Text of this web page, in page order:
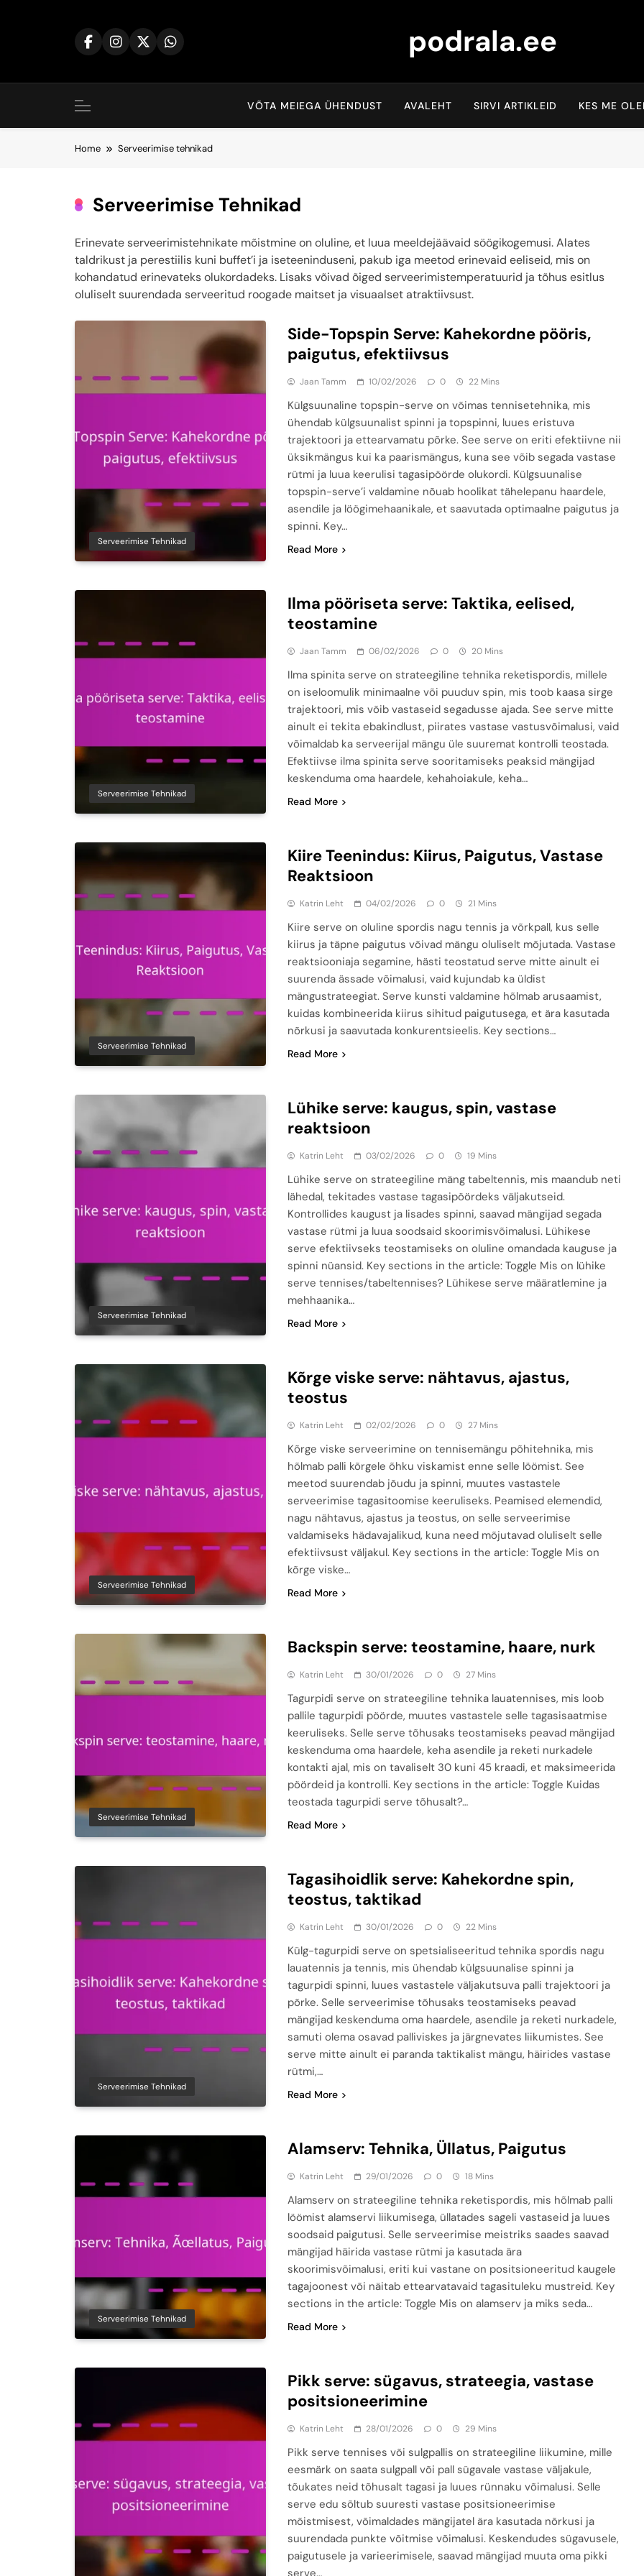
podrala.ee
VÕTA MEIEGA ÜHENDUST AVALEHT SIRVI ARTIKLEID KES ME
Home Serveerimise tehnikad
Serveerimise Tehnikad
Erinevate serveerimistehnikate mõistmine on oluline, et luua meeldejäävaid söögikogemusi. Alates
taldrikust ja perestiilis kuni buffet’i ja iseteeninduseni, pakub iga meetod erinevaid eeliseid, mis on
kohandatud erinevateks olukordadeks. Lisaks võivad õiged serveerimistemperatuurid ja tõhus esitlus
oluliselt suurendada serveeritud roogade maitset ja visuaalset atraktiivsust.
Serveerimise Tehnikad
Side-Topspin Serve: Kahekordne pööris,
paigutus, efektiivsus
Jaan Tamm 10/02/2026 0 22 Mins
Külgsuunaline topspin-serve on võimas tennisetehnika, mis
ühendab külgsuunalist spinni ja topspinni, luues eristuva
trajektoori ja ettearvamatu põrke. See serve on eriti efektiivne nii
üksikmängus kui ka paarismängus, kuna see võib segada vastase
rütmi ja luua keerulisi tagasipöörde olukordi. Külgsuunalise
topspin-serve’i valdamine nõuab hoolikat tähelepanu haardele,
asendile ja löögimehaanikale, et saavutada optimaalne paigutus ja
spinni. Key…
Read More
Serveerimise Tehnikad
Ilma pööriseta serve: Taktika, eelised,
teostamine
Jaan Tamm 06/02/2026 0 20 Mins
Ilma spinita serve on strateegiline tehnika reketispordis, millele
on iseloomulik minimaalne või puuduv spin, mis toob kaasa sirge
trajektoori, mis võib vastaseid segadusse ajada. See serve mitte
ainult ei tekita ebakindlust, piirates vastase vastusvõimalusi, vaid
võimaldab ka serveerijal mängu üle suuremat kontrolli teostada.
Efektiivse ilma spinita serve sooritamiseks peaksid mängijad
keskenduma oma haardele, kehahoiakule, keha…
Read More
Serveerimise Tehnikad
Kiire Teenindus: Kiirus, Paigutus, Vastase
Reaktsioon
Katrin Leht 04/02/2026 0 21 Mins
Kiire serve on oluline spordis nagu tennis ja võrkpall, kus selle
kiirus ja täpne paigutus võivad mängu oluliselt mõjutada. Vastase
reaktsiooniaja segamine, hästi teostatud serve mitte ainult ei
suurenda ässade võimalusi, vaid kujundab ka üldist
mängustrateegiat. Serve kunsti valdamine hõlmab arusaamist,
kuidas kombineerida kiirus sihitud paigutusega, et ära kasutada
nõrkusi ja saavutada konkurentsieelis. Key sections…
Read More
Serveerimise Tehnikad
Lühike serve: kaugus, spin, vastase
reaktsioon
Katrin Leht 03/02/2026 0 19 Mins
Lühike serve on strateegiline mäng tabeltennis, mis maandub neti
lähedal, tekitades vastase tagasipöördeks väljakutseid.
Kontrollides kaugust ja lisades spinni, saavad mängijad segada
vastase rütmi ja luua soodsaid skoorimisvõimalusi. Lühikese
serve efektiivseks teostamiseks on oluline omandada kauguse ja
spinni nüansid. Key sections in the article: Toggle Mis on lühike
serve tennises/tabeltennises? Lühikese serve määratlemine ja
mehhaanika…
Read More
Serveerimise Tehnikad
Kõrge viske serve: nähtavus, ajastus,
teostus
Katrin Leht 02/02/2026 0 27 Mins
Kõrge viske serveerimine on tennisemängu põhitehnika, mis
hõlmab palli kõrgele õhku viskamist enne selle löömist. See
meetod suurendab jõudu ja spinni, muutes vastastele
serveerimise tagasitoomise keeruliseks. Peamised elemendid,
nagu nähtavus, ajastus ja teostus, on selle serveerimise
valdamiseks hädavajalikud, kuna need mõjutavad oluliselt selle
efektiivsust väljakul. Key sections in the article: Toggle Mis on
kõrge viske…
Read More
Serveerimise Tehnikad
Backspin serve: teostamine, haare, nurk
Katrin Leht 30/01/2026 0 27 Mins
Tagurpidi serve on strateegiline tehnika lauatennises, mis loob
pallile tagurpidi pöörde, muutes vastastele selle tagasisaatmise
keeruliseks. Selle serve tõhusaks teostamiseks peavad mängijad
keskenduma oma haardele, keha asendile ja reketi nurkadele
kontakti ajal, mis on tavaliselt 30 kuni 45 kraadi, et maksimeerida
pöördeid ja kontrolli. Key sections in the article: Toggle Kuidas
teostada tagurpidi serve tõhusalt?…
Read More
Serveerimise Tehnikad
Tagasihoidlik serve: Kahekordne spin,
teostus, taktikad
Katrin Leht 30/01/2026 0 22 Mins
Külg-tagurpidi serve on spetsialiseeritud tehnika spordis nagu
lauatennis ja tennis, mis ühendab külgsuunalise spinni ja
tagurpidi spinni, luues vastastele väljakutsuva palli trajektoori ja
põrke. Selle serveerimise tõhusaks teostamiseks peavad
mängijad keskenduma oma haardele, asendile ja reketi nurkadele,
samuti olema osavad palliviskes ja järgnevates liikumistes. See
serve mitte ainult ei paranda taktikalist mängu, häirides vastase
rütmi,…
Read More
Serveerimise Tehnikad
Alamserv: Tehnika, Üllatus, Paigutus
Katrin Leht 29/01/2026 0 18 Mins
Alamserv on strateegiline tehnika reketispordis, mis hõlmab palli
löömist alamservi liikumisega, üllatades sageli vastaseid ja luues
soodsaid paigutusi. Selle serveerimise meistriks saades saavad
mängijad häirida vastase rütmi ja kasutada ära
skoorimisvõimalusi, eriti kui vastane on positsioneeritud kaugele
tagajoonest või näitab ettearvatavaid tagasituleku mustreid. Key
sections in the article: Toggle Mis on alamserv ja miks seda…
Read More
Pikk serve: sügavus, strateegia, vastase
positsioneerimine
Katrin Leht 28/01/2026 0 29 Mins
Pikk serve tennises või sulgpallis on strateegiline liikumine, mille
eesmärk on saata sulgpall või pall sügavale vastase väljakule,
tõukates neid tõhusalt tagasi ja luues rünnaku võimalusi. Selle
serve edu sõltub suuresti vastase positsioneerimise
mõistmisest, võimaldades mängijatel ära kasutada nõrkusi ja
suurendada punkte võitmise võimalusi. Keskendudes sügavusele,
paigutusele ja varieerimisele, saavad mängijad muuta oma pikki
serve…